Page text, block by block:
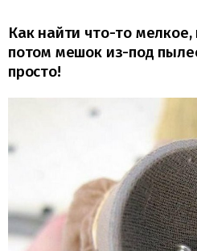
Как найти что-то
потом мешок из-под
просто!